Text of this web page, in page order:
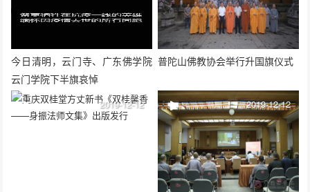
今日清明，云门寺、广东佛学院
云门学院下半旗哀悼
普陀山佛教协会举行升国旗仪式
2019-12-12 2019-12-12